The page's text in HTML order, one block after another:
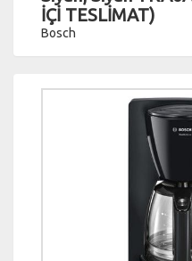
İÇİ TESLİMAT)
Bosch